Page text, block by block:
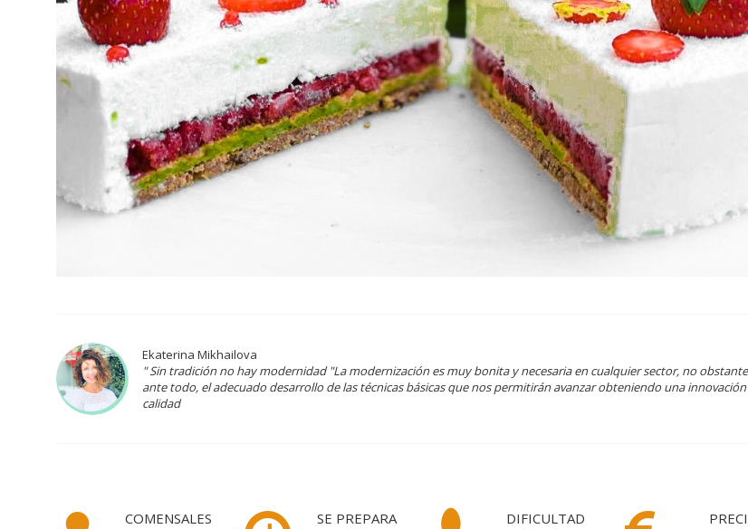
Ekaterina Mikhailova
" Sin tradición no hay modernidad "La modernización es muy bonita y necesaria en cualquier sector, no
ante todo, el adecuado desarrollo de las técnicas básicas que nos permitirán avanzar obteniendo una
calidad
COMENSALES
SE PREPARA
DIFICULTAD